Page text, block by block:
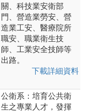
關、科技業安衛部
門、營造業勞安、營
造業工安、醫療院所
職安、職業衛生技
師、工業安全技師等
出路。
下載詳細資料
公衛系：培育公共衛
生之專業人才，發揮